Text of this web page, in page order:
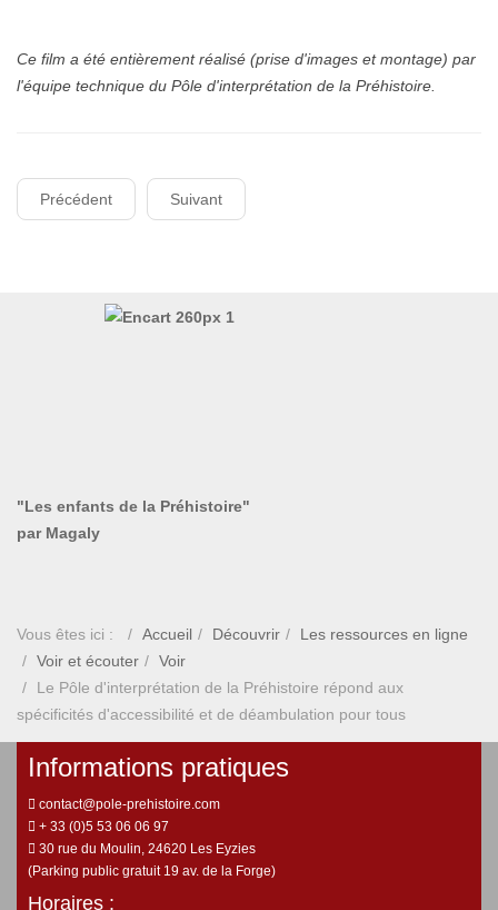
Ce film a été entièrement réalisé (prise d'images et montage) par
l'équipe technique du Pôle d'interprétation de la Préhistoire.
Précédent Suivant
"Les enfants de la Préhistoire"
par Magaly
Vous êtes ici : Accueil Découvrir
Les ressources en ligne
Voir et écouter
Voir
Le Pôle d'interprétation de la Préhistoire répond aux
spécificités d'accessibilité et de déambulation pour tous
Informations pratiques
contact@pole-prehistoire.com
+ 33 (0)5 53 06 06 97
30 rue du Moulin, 24620 Les Eyzies
(Parking public gratuit 19 av. de la Forge)
Horaires :